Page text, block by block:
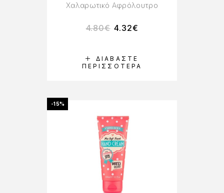
ΔΙΑΒΆΣΤΕ
ΠΕΡΙΣΣΌΤΕΡΑ
Χαλαρωτικό Αφρόλουτρο
4.80€ 4.32€
-15%